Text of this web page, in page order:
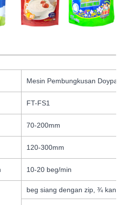
Mesin Pembungkusan
FT-FS1
70-200mm
120-300mm
10-20 beg/min
beg siang dengan zip, ¾